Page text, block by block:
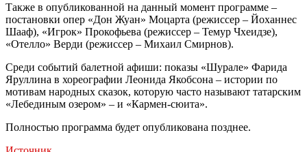
Также в опубликованной на данный момент программе –
постановки опер «Дон Жуан» Моцарта (режиссер – Йоханнес
Шааф), «Игрок» Прокофьева (режиссер – Темур Чхеидзе),
«Отелло» Верди (режиссер – Михаил Смирнов).
Среди событий балетной афиши: показы «Шурале» Фарида
Яруллина в хореографии Леонида Якобсона – истории по
мотивам народных сказок, которую часто называют татарским
«Лебединым озером» – и «Кармен-сюита».
Полностью программа будет опубликована позднее.